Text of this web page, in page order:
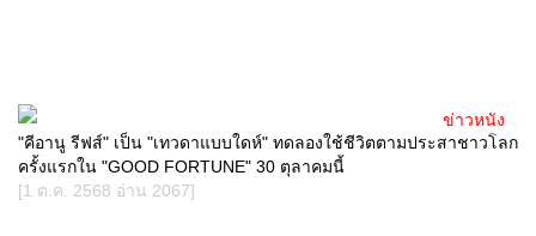
"คีอานู รีฟส์" เป็น "เทวดาแบบใดห์" ทดลองใช้ชีวิตตามประสาชาวโลก
ครั้งแรกใน "GOOD FORTUNE" 30 ตุลาคมนี้
[1 ต.ค. 2568 อ่าน 2067]
ข่าวหนัง